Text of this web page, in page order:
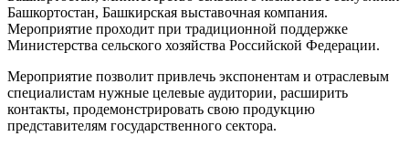
Башкортостан, Башкирская выставочная компания.
Мероприятие проходит при традиционной поддержке
Министерства сельского хозяйства Российской Федерации.
Мероприятие позволит привлечь экспонентам и отраслевым
специалистам нужные целевые аудитории, расширить
контакты, продемонстрировать свою продукцию
представителям государственного сектора.